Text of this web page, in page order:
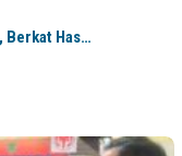
Berkat Has…